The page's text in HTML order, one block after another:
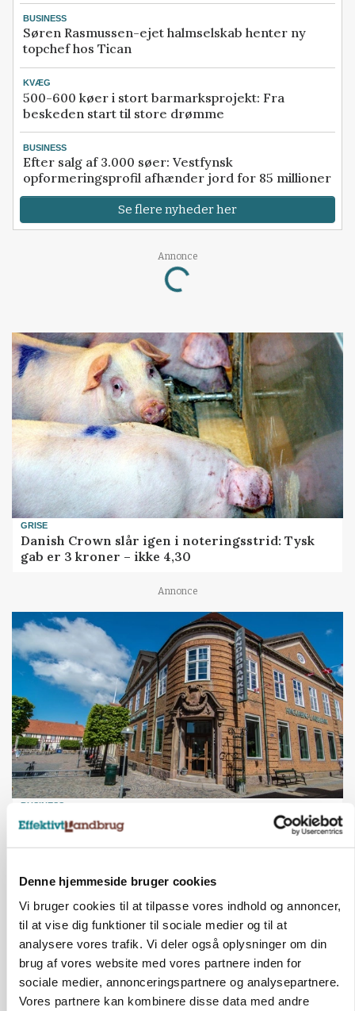
Denne hjemmeside bruger cookies
Vi bruger cookies til at tilpasse vores indhold og annoncer,
til at vise dig funktioner til sociale medier og til at
analysere vores trafik. Vi deler også oplysninger om din
brug af vores website med vores partnere inden for
sociale medier, annonceringspartnere og analysepartnere.
Vores partnere kan kombinere disse data med andre
BUSINESS
Søren Rasmussen-ejet halmselskab henter ny
topchef hos Tican
KVÆG
500-600 køer i stort barmarksprojekt: Fra
beskeden start til store drømme
BUSINESS
Efter salg af 3.000 søer: Vestfynsk
opformeringsprofil afhænder jord for 85 millioner
Se flere nyheder her
Annonce
Loading...
GRISE
Danish Crown slår igen i noteringsstrid: Tysk
gab er 3 kroner – ikke 4,30
Annonce
BUSINESS
Lave grisepriser og nye regler øger landbobanks
forsigtighed
BUSINESS
Efter lån på 182 millioner: Sindal Biogas vil
fordoble produktionen og behandle 800.000 ton
biomasse
Annonce
Loading...